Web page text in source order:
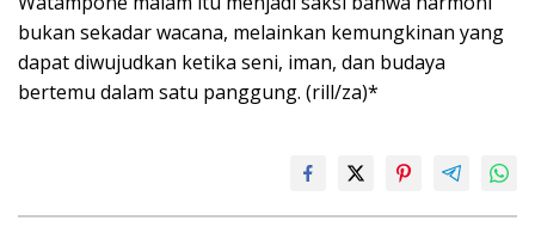
bukan sekadar wacana, melainkan kemungkinan yang
dapat diwujudkan ketika seni, iman, dan budaya
bertemu dalam satu panggung. (rill/za)*